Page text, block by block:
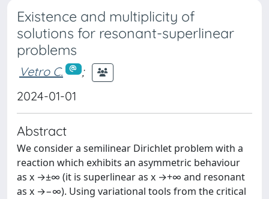
Existence and multiplicity of
solutions for resonant-superlinear
problems
Vetro C.
;
2024-01-01
Abstract
We consider a semilinear Dirichlet problem with a
reaction which exhibits an asymmetric behaviour
as x →±∞ (it is superlinear as x →+∞ and resonant
as x →−∞). Using variational tools from the critical